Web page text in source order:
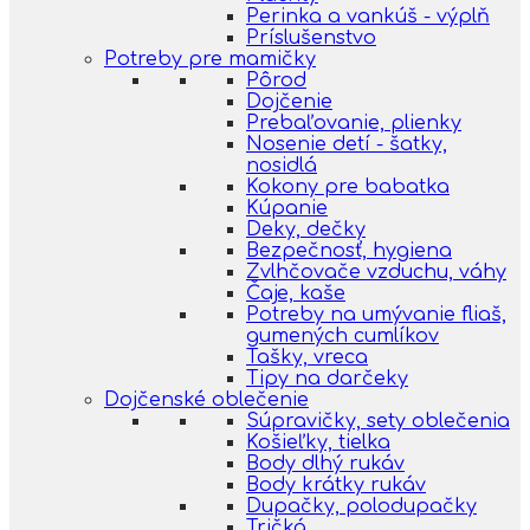
Perinka a vankúš - výplň
Príslušenstvo
Potreby pre mamičky
Pôrod
Dojčenie
Prebaľovanie, plienky
Nosenie detí - šatky,
nosidlá
Kokony pre babatka
Kúpanie
Deky, dečky
Bezpečnosť, hygiena
Zvlhčovače vzduchu, váhy
Čaje, kaše
Potreby na umývanie fliaš,
gumených cumlíkov
Tašky, vreca
Tipy na darčeky
Dojčenské oblečenie
Súpravičky, sety oblečenia
Košieľky, tielka
Body dlhý rukáv
Body krátky rukáv
Dupačky, polodupačky